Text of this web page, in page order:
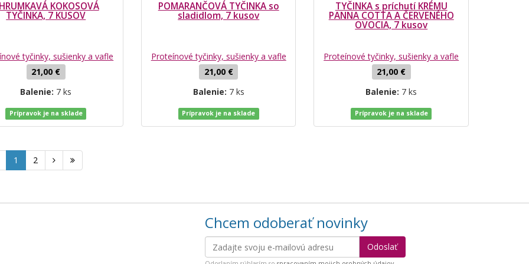
KOKOSOVÁ
TYČINKA, 7 KUSOV
tyčinky, sušienky a vafle
21,00 €
Balenie: 7 ks
Prípravok je na sklade
POMARANČOVÁ TYČINKA so
sladidlom, 7 kusov
Proteínové tyčinky, sušienky a vafle
21,00 €
Balenie: 7 ks
Prípravok je na sklade
TYČINKA s príchutí KRÉMU
PANNA COTTA A ČERVENÉHO
OVOCIA, 7 kusov
Proteínové tyčinky, sušienky a vafle
21,00 €
Balenie: 7 ks
Prípravok je na sklade
1 2
Chcem odoberať novinky